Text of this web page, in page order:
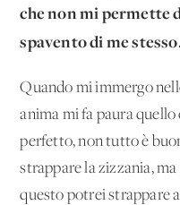
che non mi permette
spavento di me
Quando mi immergo
anima mi fa paura
perfetto, non tutto è
strappare la zizzania,
questo potrei strappare